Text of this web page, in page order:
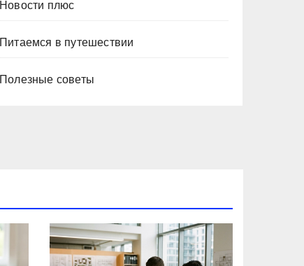
Новости плюс
Питаемся в путешествии
Полезные советы